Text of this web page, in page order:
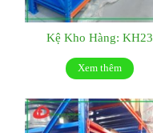
Kệ Kho Hàng: KH23
Xem thêm